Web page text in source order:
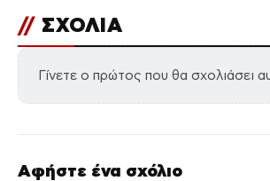
// ΣΧΟΛΙΑ
Γίνετε ο πρώτος που θα σχολιάσει
Αφήστε ένα σχόλιο